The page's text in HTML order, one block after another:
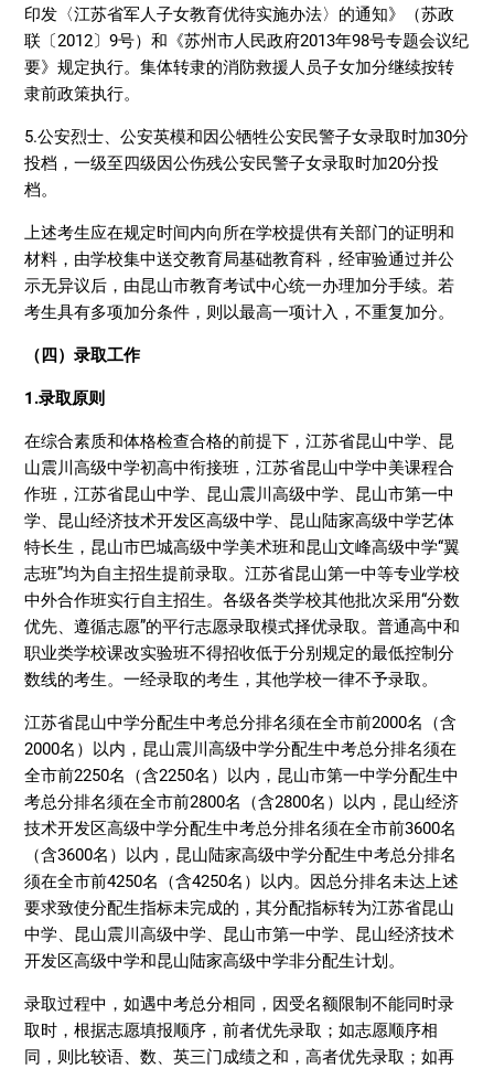
印发〈江苏省军人子女教育优待实施办法〉的通知》（苏政
联〔2012〕9号）和《苏州市人民政府2013年98号专题会议纪
要》规定执行。集体转隶的消防救援人员子女加分继续按转
隶前政策执行。
5.公安烈士、公安英模和因公牺牲公安民警子女录取时加30分
投档，一级至四级因公伤残公安民警子女录取时加20分投
档。
上述考生应在规定时间内向所在学校提供有关部门的证明和
材料，由学校集中送交教育局基础教育科，经审验通过并公
示无异议后，由昆山市教育考试中心统一办理加分手续。若
考生具有多项加分条件，则以最高一项计入，不重复加分。
（四）录取工作
1.录取原则
在综合素质和体格检查合格的前提下，江苏省昆山中学、昆
山震川高级中学初高中衔接班，江苏省昆山中学中美课程合
作班，江苏省昆山中学、昆山震川高级中学、昆山市第一中
学、昆山经济技术开发区高级中学、昆山陆家高级中学艺体
特长生，昆山市巴城高级中学美术班和昆山文峰高级中学“翼
志班”均为自主招生提前录取。江苏省昆山第一中等专业学校
中外合作班实行自主招生。各级各类学校其他批次采用“分数
优先、遵循志愿”的平行志愿录取模式择优录取。普通高中和
职业类学校课改实验班不得招收低于分别规定的最低控制分
数线的考生。一经录取的考生，其他学校一律不予录取。
江苏省昆山中学分配生中考总分排名须在全市前2000名（含
2000名）以内，昆山震川高级中学分配生中考总分排名须在
全市前2250名（含2250名）以内，昆山市第一中学分配生中
考总分排名须在全市前2800名（含2800名）以内，昆山经济
技术开发区高级中学分配生中考总分排名须在全市前3600名
（含3600名）以内，昆山陆家高级中学分配生中考总分排名
须在全市前4250名（含4250名）以内。因总分排名未达上述
要求致使分配生指标未完成的，其分配指标转为江苏省昆山
中学、昆山震川高级中学、昆山市第一中学、昆山经济技术
开发区高级中学和昆山陆家高级中学非分配生计划。
录取过程中，如遇中考总分相同，因受名额限制不能同时录
取时，根据志愿填报顺序，前者优先录取；如志愿顺序相
同，则比较语、数、英三门成绩之和，高者优先录取；如再